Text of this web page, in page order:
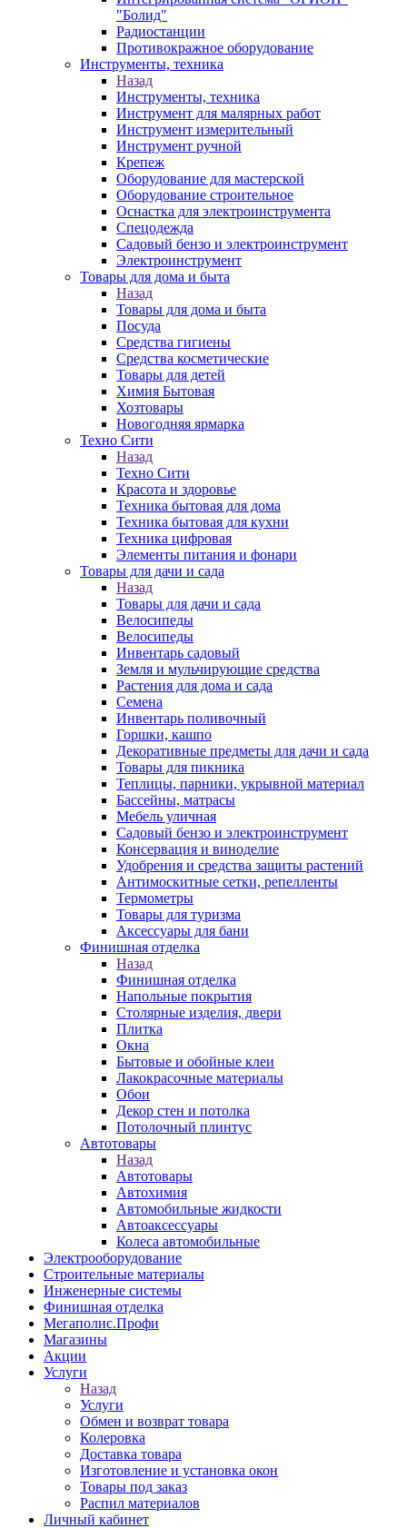
"Болид"
Радиостанции
Противокражное оборудование
Инструменты, техника
Назад
Инструменты, техника
Инструмент для малярных работ
Инструмент измерительный
Инструмент ручной
Крепеж
Оборудование для мастерской
Оборудование строительное
Оснастка для электроинструмента
Спецодежда
Садовый бензо и электроинструмент
Электроинструмент
Товары для дома и быта
Назад
Товары для дома и быта
Посуда
Средства гигиены
Средства косметические
Товары для детей
Химия Бытовая
Хозтовары
Новогодняя ярмарка
Техно Сити
Назад
Техно Сити
Красота и здоровье
Техника бытовая для дома
Техника бытовая для кухни
Техника цифровая
Элементы питания и фонари
Товары для дачи и сада
Назад
Товары для дачи и сада
Велосипеды
Велосипеды
Инвентарь садовый
Земля и мульчирующие средства
Растения для дома и сада
Семена
Инвентарь поливочный
Горшки, кашпо
Декоративные предметы для дачи и сада
Товары для пикника
Теплицы, парники, укрывной материал
Бассейны, матрасы
Мебель уличная
Садовый бензо и электроинструмент
Консервация и виноделие
Удобрения и средства защиты растений
Антимоскитные сетки, репелленты
Термометры
Товары для туризма
Аксессуары для бани
Финишная отделка
Назад
Финишная отделка
Напольные покрытия
Столярные изделия, двери
Плитка
Окна
Бытовые и обойные клеи
Лакокрасочные материалы
Обои
Декор стен и потолка
Потолочный плинтус
Автотовары
Назад
Автотовары
Автохимия
Автомобильные жидкости
Автоаксессуары
Колеса автомобильные
Электрооборудование
Строительные материалы
Инженерные системы
Финишная отделка
Мегаполис.Профи
Магазины
Акции
Услуги
Назад
Услуги
Обмен и возврат товара
Колеровка
Доставка товара
Изготовление и установка окон
Товары под заказ
Распил материалов
Личный кабинет